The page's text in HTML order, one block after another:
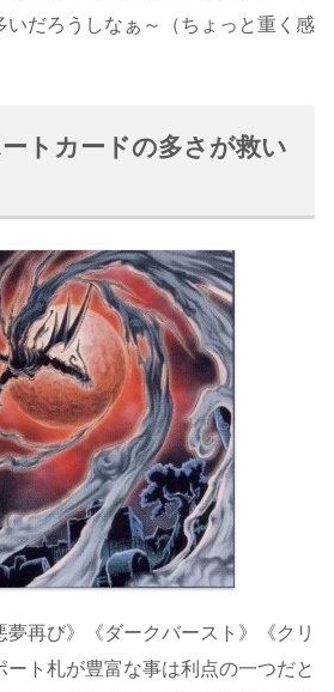
いだろうしなぁ～（ちょっと重く感
トカードの多さが救い
夢再び》《ダークバースト》《クリ
ート札が豊富な事は利点の一つだと